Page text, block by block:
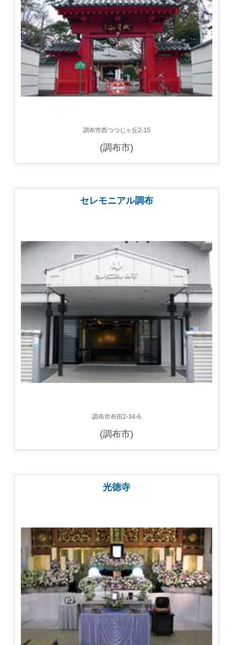
調布市西つつじヶ丘2-15
(調布市)
セレモニアル調布
調布市布田2-34-6
(調布市)
光徳寺